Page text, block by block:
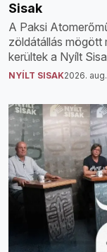
Sisak
A Paksi
zöldátállás mögött
kerültek a Nyílt
NYÍLT SISAK2026.